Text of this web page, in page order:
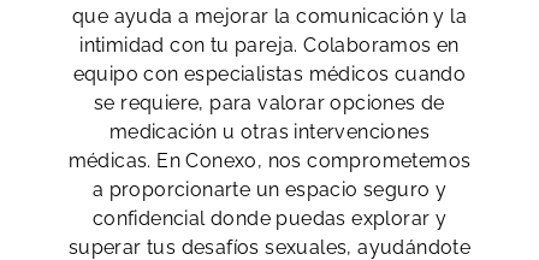
que ayuda a mejorar la comunicación y la
intimidad con tu pareja. Colaboramos en
equipo con especialistas médicos cuando
se requiere, para valorar opciones de
medicación u otras intervenciones
médicas. En Conexo, nos comprometemos
a proporcionarte un espacio seguro y
confidencial donde puedas explorar y
superar tus desafíos sexuales, ayudándote